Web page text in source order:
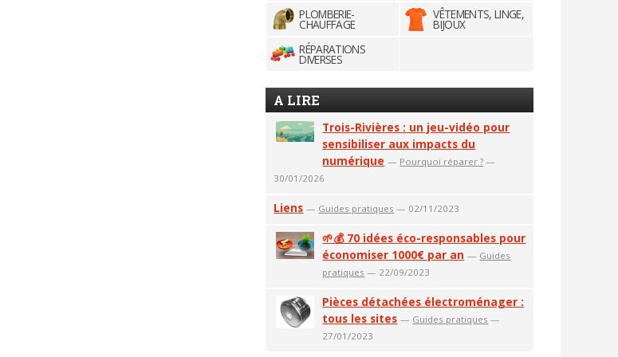
PLOMBERIE-
CHAUFFAGE
VÊTEMENTS, LINGE,
BIJOUX
RÉPARATIONS
DIVERSES
A LIRE
Trois-Rivières : un jeu-vidéo pour
sensibiliser aux impacts du
numérique — Pourquoi réparer ? —
30/01/2026
Liens — Guides pratiques — 02/11/2023
🌱💰 70 idées éco-responsables pour
économiser 1000€ par an — Guides
pratiques — 22/09/2023
Pièces détachées électroménager :
tous les sites — Guides pratiques —
27/01/2023